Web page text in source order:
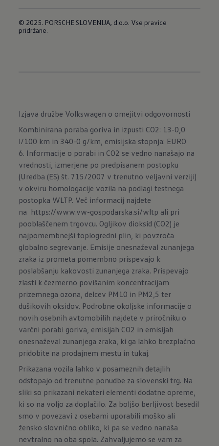
© 2025. PORSCHE SLOVENIJA, d.o.o. Vse pravice
pridržane.
Izjava družbe Volkswagen o omejitvi odgovornosti
Kombinirana poraba goriva in izpusti CO2: 13-0,0
l/100 km in 340-0 g/km, emisijska stopnja: EURO
6. Informacije o porabi in CO2 se vedno nanašajo na
vrednosti, izmerjene po predpisanem postopku
(Uredba (ES) št. 715/2007 v trenutno veljavni verziji)
v okviru homologacije vozila na podlagi testnega
postopka WLTP. Več informacij najdete
na https://www.vw-gospodarska.si/wltp ali pri
pooblaščenem trgovcu. Ogljikov dioksid (CO2) je
najpomembnejši toplogredni plin, ki povzroča
globalno segrevanje. Emisije onesnaževal zunanjega
zraka iz prometa pomembno prispevajo k
poslabšanju kakovosti zunanjega zraka. Prispevajo
zlasti k čezmerno povišanim koncentracijam
prizemnega ozona, delcev PM10 in PM2,5 ter
dušikovih oksidov. Podrobne okoljske informacije o
novih osebnih avtomobilih najdete v priročniku o
varčni porabi goriva, emisijah CO2 in emisijah
onesnaževal zunanjega zraka, ki ga lahko brezplačno
pridobite na prodajnem mestu intukaj.
Prikazana vozila lahko v posameznih detajlih
odstopajo od trenutne ponudbe za slovenski trg. Na
sliki so prikazani nekateri elementi dodatne opreme,
ki so na voljo za doplačilo. Za boljšo berljivost besedil
smo v povezavi z osebami uporabili moško ali
žensko slovnično obliko, ki pa se vedno nanaša
nevtralno na oba spola. Zahvaljujemo se vam za